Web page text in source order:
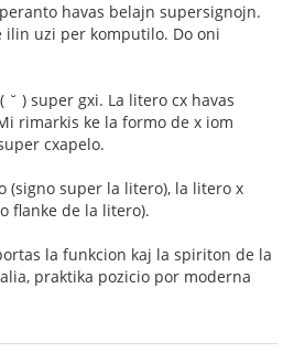
havas belajn supersignojn.
ilin uzi per komputilo. Do oni
˘ ) super gxi. La litero cx havas
rimarkis ke la formo de x iom
cxapelo.
(signo super la litero), la litero x
flanke de la litero).
la funkcion kaj la spiriton de la
praktika pozicio por moderna